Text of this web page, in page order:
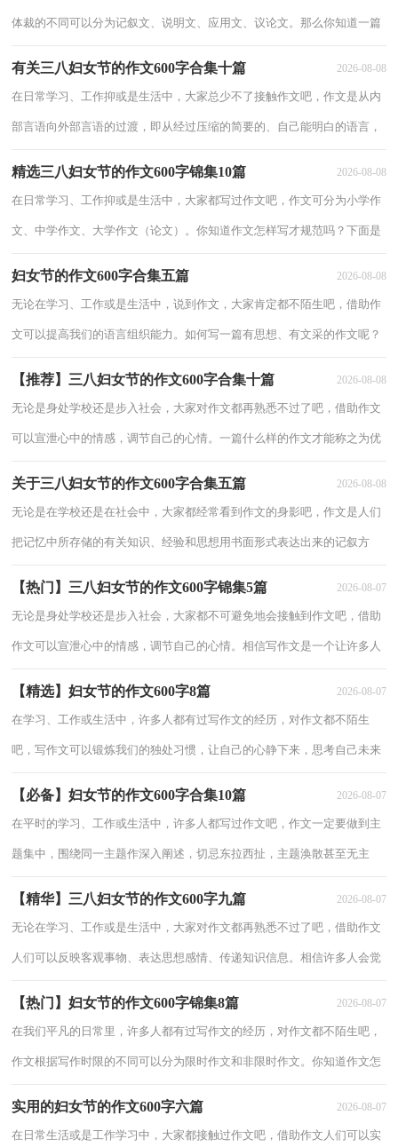
体裁的不同可以分为记叙文、说明文、应用文、议论文。那么你知道一篇
有关三八妇女节的作文600字合集十篇 2026-08-08
在日常学习、工作抑或是生活中，大家总少不了接触作文吧，作文是从内
部言语向外部言语的过渡，即从经过压缩的简要的、自己能明白的语言，
精选三八妇女节的作文600字锦集10篇 2026-08-08
在日常学习、工作抑或是生活中，大家都写过作文吧，作文可分为小学作
文、中学作文、大学作文（论文）。你知道作文怎样写才规范吗？下面是
妇女节的作文600字合集五篇 2026-08-08
无论在学习、工作或是生活中，说到作文，大家肯定都不陌生吧，借助作
文可以提高我们的语言组织能力。如何写一篇有思想、有文采的作文呢？
【推荐】三八妇女节的作文600字合集十篇 2026-08-08
无论是身处学校还是步入社会，大家对作文都再熟悉不过了吧，借助作文
可以宣泄心中的情感，调节自己的心情。一篇什么样的作文才能称之为优
关于三八妇女节的作文600字合集五篇 2026-08-08
无论是在学校还是在社会中，大家都经常看到作文的身影吧，作文是人们
把记忆中所存储的有关知识、经验和思想用书面形式表达出来的记叙方
【热门】三八妇女节的作文600字锦集5篇 2026-08-07
无论是身处学校还是步入社会，大家都不可避免地会接触到作文吧，借助
作文可以宣泄心中的情感，调节自己的心情。相信写作文是一个让许多人
【精选】妇女节的作文600字8篇 2026-08-07
在学习、工作或生活中，许多人都有过写作文的经历，对作文都不陌生
吧，写作文可以锻炼我们的独处习惯，让自己的心静下来，思考自己未来
【必备】妇女节的作文600字合集10篇 2026-08-07
在平时的学习、工作或生活中，许多人都写过作文吧，作文一定要做到主
题集中，围绕同一主题作深入阐述，切忌东拉西扯，主题涣散甚至无主
【精华】三八妇女节的作文600字九篇 2026-08-07
无论在学习、工作或是生活中，大家对作文都再熟悉不过了吧，借助作文
人们可以反映客观事物、表达思想感情、传递知识信息。相信许多人会觉
【热门】妇女节的作文600字锦集8篇 2026-08-07
在我们平凡的日常里，许多人都有过写作文的经历，对作文都不陌生吧，
作文根据写作时限的不同可以分为限时作文和非限时作文。你知道作文怎
实用的妇女节的作文600字六篇 2026-08-07
在日常生活或是工作学习中，大家都接触过作文吧，借助作文人们可以实